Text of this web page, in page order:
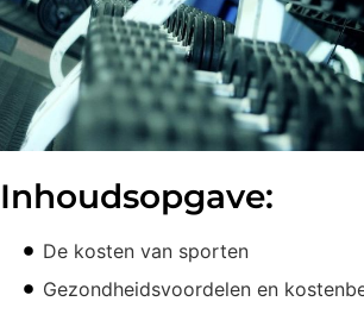
Inhoudsopgave:
De kosten van sporten
Gezondheidsvoordelen en